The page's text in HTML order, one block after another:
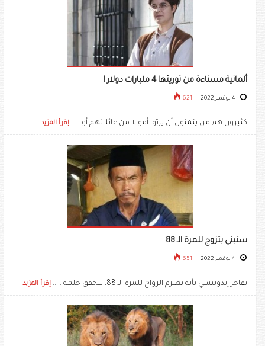
ألمانية مستاءة من توريثها 4 مليارات دولار !
621
كثيرون هم من يتمنون أن يرثوا أموالا من عائلاتهم أو ..... إقرأ المزيد
ستيني يتزوج للمرة الـ 88
651
يفاخر إندونيسي بأنه يعتزم الزواج للمرة الـ 88، ليحقق حلمه ..... إقرأ المزيد